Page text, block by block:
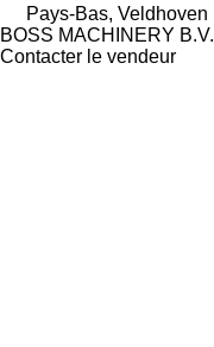
Pays-Bas, Veldhoven
BOSS MACHINERY B.V.
Contacter le vendeur